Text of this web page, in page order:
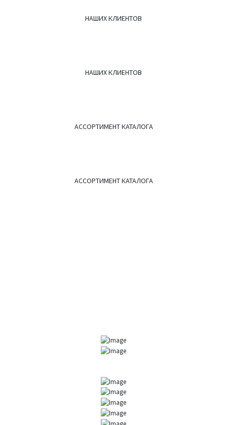
НАШИХ КЛИЕНТОВ
НАШИХ КЛИЕНТОВ
АССОРТИМЕНТ КАТАЛОГА
АССОРТИМЕНТ КАТАЛОГА